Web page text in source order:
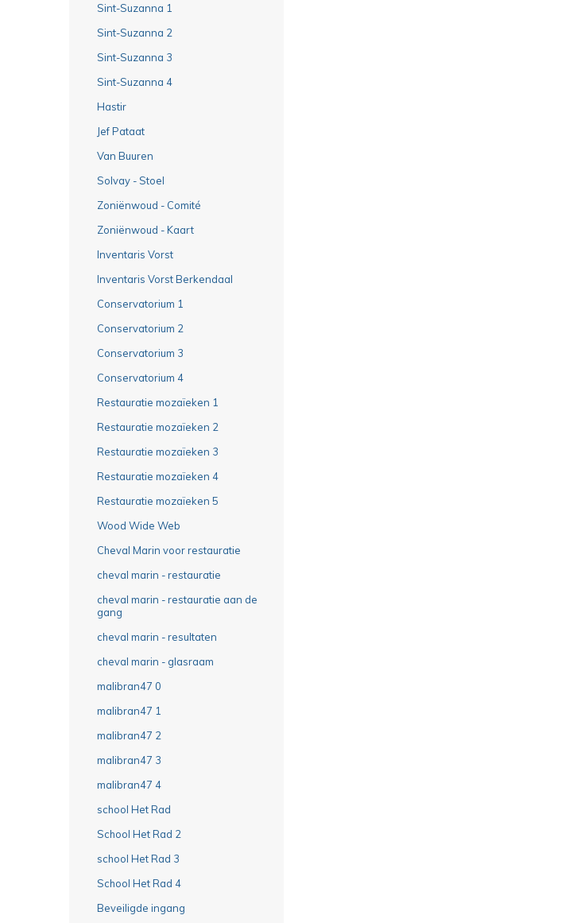
Sint-Suzanna 1
Sint-Suzanna 2
Sint-Suzanna 3
Sint-Suzanna 4
Hastir
Jef Pataat
Van Buuren
Solvay - Stoel
Zoniënwoud - Comité
Zoniënwoud - Kaart
Inventaris Vorst
Inventaris Vorst Berkendaal
Conservatorium 1
Conservatorium 2
Conservatorium 3
Conservatorium 4
Restauratie mozaïeken 1
Restauratie mozaïeken 2
Restauratie mozaïeken 3
Restauratie mozaïeken 4
Restauratie mozaïeken 5
Wood Wide Web
Cheval Marin voor restauratie
cheval marin - restauratie
cheval marin - restauratie aan de
gang
cheval marin - resultaten
cheval marin - glasraam
malibran47 0
malibran47 1
malibran47 2
malibran47 3
malibran47 4
school Het Rad
School Het Rad 2
school Het Rad 3
School Het Rad 4
Beveiligde ingang